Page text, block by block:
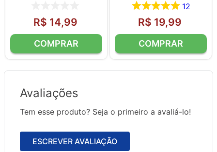
R$ 14,99
12
R$ 19,99
Avaliações
Tem esse produto? Seja o primeiro a avaliá-lo!
ESCREVER AVALIAÇÃO